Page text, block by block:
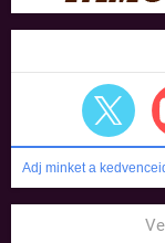
Adj minket a